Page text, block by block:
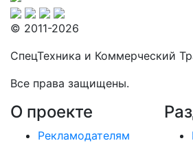
© 2011-2026
СпецТехника и Коммерческий
Все права защищены.
О проекте
Рекламодателям